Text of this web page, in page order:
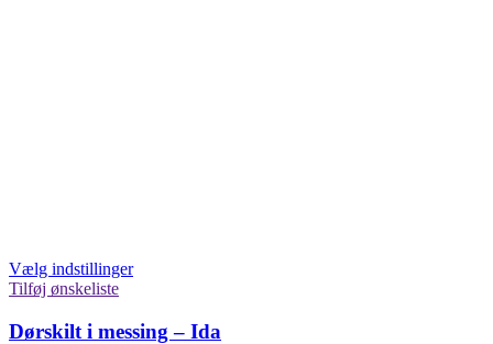
Vælg indstillinger
Tilføj ønskeliste
Dørskilt i messing – Ida